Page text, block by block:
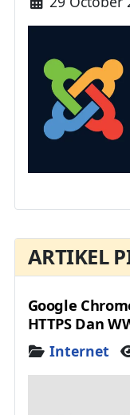
ARTIKEL
Google
HTTPS Dan
Details
Internet